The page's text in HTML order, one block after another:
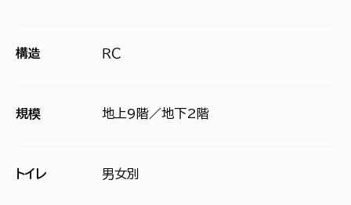
構造 ＲＣ
規模 地上9階／地下2階
トイレ 男女別